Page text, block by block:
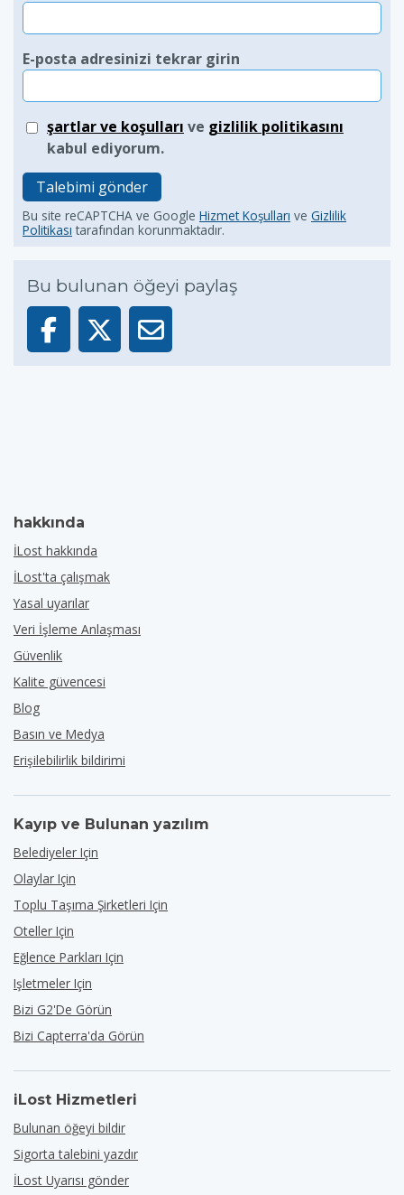
E-posta adresinizi tekrar girin
şartlar ve koşulları ve gizlilik politikasını
kabul ediyorum.
Talebimi gönder
Bu site reCAPTCHA ve Google Hizmet Koşulları ve Gizlilik
Politikası tarafından korunmaktadır.
Bu bulunan öğeyi paylaş
hakkında
İLost hakkında
İLost'ta çalışmak
Yasal uyarılar
Veri İşleme Anlaşması
Güvenlik
Kalite güvencesi
Blog
Basın ve Medya
Erişilebilirlik bildirimi
Kayıp ve Bulunan yazılım
Belediyeler Için
Olaylar Için
Toplu Taşıma Şirketleri Için
Oteller Için
Eğlence Parkları Için
Işletmeler Için
Bizi G2'de Görün
Bizi Capterra'da Görün
iLost Hizmetleri
Bulunan öğeyi bildir
Sigorta talebini yazdır
İLost Uyarısı gönder